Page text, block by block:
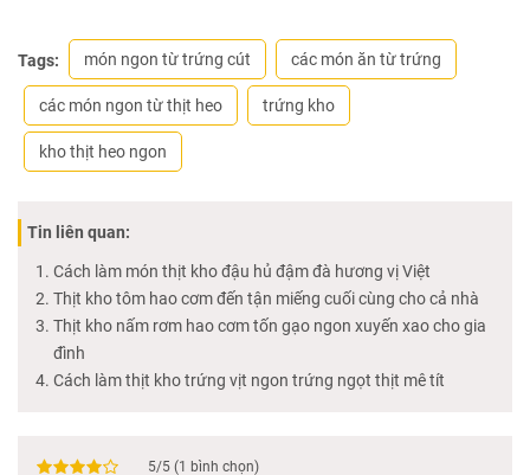
Tags: món ngon từ trứng cút các món ăn từ trứng
các món ngon từ thịt heo trứng kho
kho thịt heo ngon
Tin liên quan:
Cách làm món thịt kho đậu hủ đậm đà hương vị Việt
Thịt kho tôm hao cơm đến tận miếng cuối cùng cho cả nhà
Thịt kho nấm rơm hao cơm tốn gạo ngon xuyến xao cho gia
đình
Cách làm thịt kho trứng vịt ngon trứng ngọt thịt mê tít
5/5 (1 bình chọn)